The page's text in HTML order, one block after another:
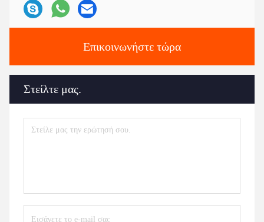
Επικοινωνήστε τώρα
Στείλτε μας.